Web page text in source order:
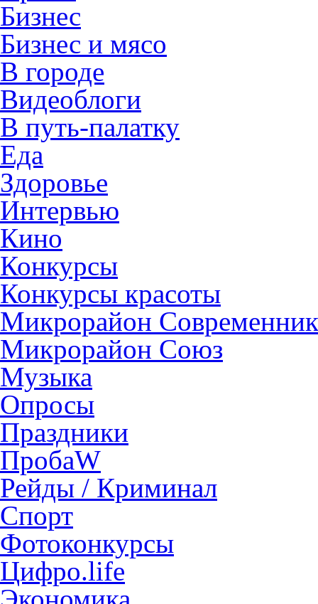
Бизнес
Бизнес и мясо
В городе
Видеоблоги
В путь-палатку
Еда
Здоровье
Интервью
Кино
Конкурсы
Конкурсы красоты
Микрорайон Современник
Микрорайон Союз
Музыка
Опросы
Праздники
ПробаW
Рейды / Криминал
Спорт
Фотоконкурсы
Цифро.life